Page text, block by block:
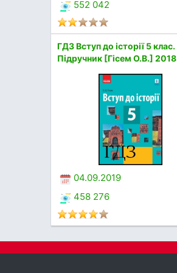
552 042
ГДЗ Вступ до історії 5 клас.
Підручник [Гісем О.В.] 2018
04.09.2019
458 276